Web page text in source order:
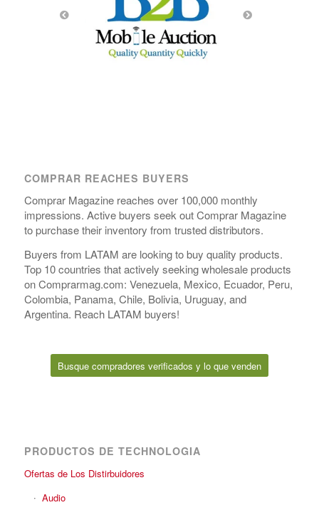
COMPRAR REACHES BUYERS
Comprar Magazine reaches over 100,000 monthly
impressions. Active buyers seek out Comprar Magazine
to purchase their inventory from trusted distributors.
Buyers from LATAM are looking to buy quality products.
Top 10 countries that actively seeking wholesale products
on Comprarmag.com: Venezuela, Mexico, Ecuador, Peru,
Colombia, Panama, Chile, Bolivia, Uruguay, and
Argentina. Reach LATAM buyers!
Busque compradores verificados y lo que venden
PRODUCTOS DE TECHNOLOGIA
Ofertas de Los Distirbuidores
Audio